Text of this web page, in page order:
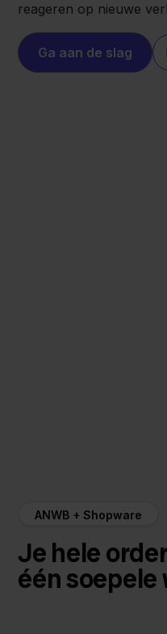
reageren op nieuwe
Ga aan de slag
ANWB + Shopware
Je hele
één